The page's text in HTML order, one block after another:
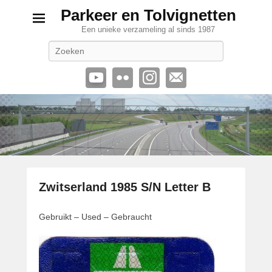
Parkeer en Tolvignetten
Een unieke verzameling al sinds 1987
Zwitserland 1985 S/N Letter B
e
l
a
Gebruikt – Used – Gebraucht